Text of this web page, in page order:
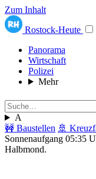
Zum Inhalt
Rostock-Heute
Panorama
Wirtschaft
Polizei
Mehr
A
🚧 Baustellen 🚢
Sonnenaufgang 05:35
Halbmond.